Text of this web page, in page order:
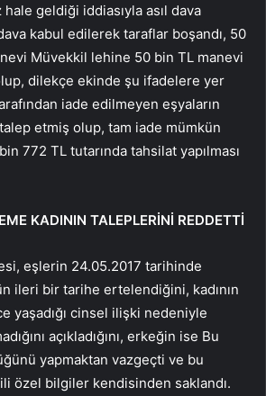
hale geldiği iddiasıyla asıl dava
kabul edilerek taraflar boşandı, 50
Müvekkil lehine 50 bin TL manevi
dilekçe ekinde şu ifadelere yer
iade edilmeyen eşyaların
etmiş olup, tam iade mümkün
772 TL tutarında tahsilat yapılması
KADININ TALEPLERİNİ REDDETTİ
eşlerin 24.05.2017 tarihinde
ileri bir tarihe ertelendiğini, kadının
yaşadığı cinsel ilişki nedeniyle
açıkladığını, erkeğin ise Bu
yapmaktan vazgeçti ve bu
özel bilgiler kendisinden saklandı.